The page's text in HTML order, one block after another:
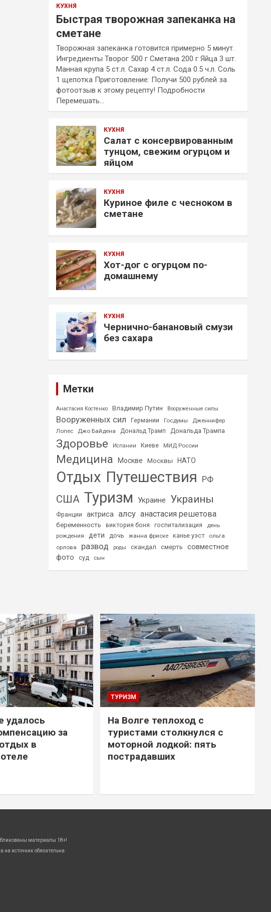
КУХНЯ
Быстрая творожная запеканка на
сметане
Творожная запеканка готовится примерно 5 минут.
Ингредиенты Творог 500 г Сметана 200 г Яйца 3 шт.
Манная крупа 5 ст.л. Сахар 4 ст.л. Сода 0.5 ч.л. Соль
1 щепотка Приготовление: Получи 500 рублей за
фотоотзыв к этому рецепту! Подробности
Перемешать…
КУХНЯ
Салат с консервированным
тунцом, свежим огурцом и
яйцом
КУХНЯ
Куриное филе с чесноком в
сметане
КУХНЯ
Хот-дог с огурцом по-
домашнему
КУХНЯ
Чернично-банановый смузи
без сахара
Метки
Анастасия Костенко Владимир Путин Вооруженные силы
Вооруженных сил Германии Госдумы
Дженнифер
Лопес
Джо Байдена Дональд Трамп Дональда Трампа
Здоровье Испании Киеве МИД России
Медицина Москве Москвы НАТО
Отдых Путешествия РФ
США Туризм Украине Украины
Франции актриса алсу анастасия решетова
беременность виктория боня госпитализация
день
рождения
дети дочь жанна фриске канье уэст
ольга
орлова
развод роды скандал смерть
совместное
фото
суд сын
удалось
за
в
ТУРИЗМ
На Волге теплоход с
туристами столкнулся с
моторной лодкой: пять
пострадавших
материалы 18+!
на источник обязательна.